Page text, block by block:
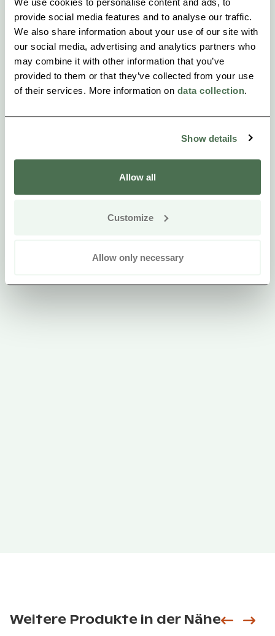
provide social media features and to analyse our traffic.
We also share information about your use of our site with
our social media, advertising and analytics partners who
may combine it with other information that you’ve
provided to them or that they’ve collected from your use
of their services. More information on data collection.
Show details
Allow all
Customize
Allow only necessary
uns Ihre speziellen Ernährungswünsche mit!
Check-out.
Inklusive Leistungen:
– Unterkunft im Doppel- oder Zweibettzimmer
– Frühstücke
– Private Sauna (1 Std.) am Oravi kanal
Weitere Produkte in der Nähe Siirry